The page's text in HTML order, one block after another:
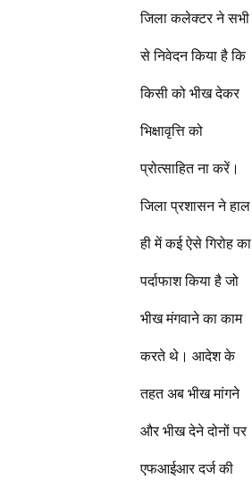
जिला कलेक्टर ने सभी
से निवेदन किया है कि
किसी को भीख देकर
भिक्षावृत्ति को
प्रोत्साहित ना करें।
जिला प्रशासन ने हाल
ही में कई ऐसे गिरोह का
पर्दाफाश किया है जो
भीख मंगवाने का काम
करते थे। आदेश के
तहत अब भीख मांगने
और भीख देने दोनों पर
एफआईआर दर्ज की